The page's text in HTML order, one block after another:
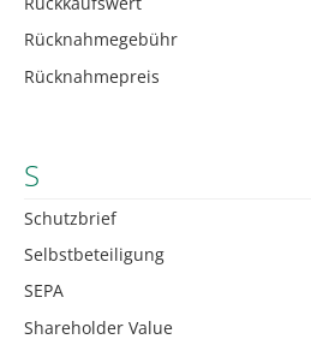
Rücknahmegebühr
Rücknahmepreis
S
Schutzbrief
Selbstbeteiligung
SEPA
Shareholder Value